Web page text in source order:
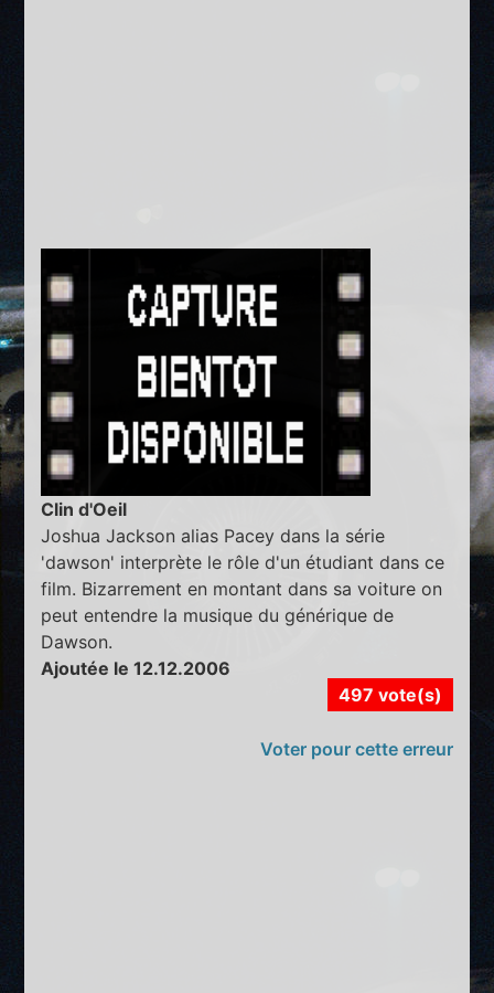
Clin d'Oeil
Joshua Jackson alias Pacey dans la série
'dawson' interprète le rôle d'un étudiant dans ce
film. Bizarrement en montant dans sa voiture on
peut entendre la musique du générique de
Dawson.
Ajoutée le 12.12.2006
497 vote(s)
Voter pour cette erreur